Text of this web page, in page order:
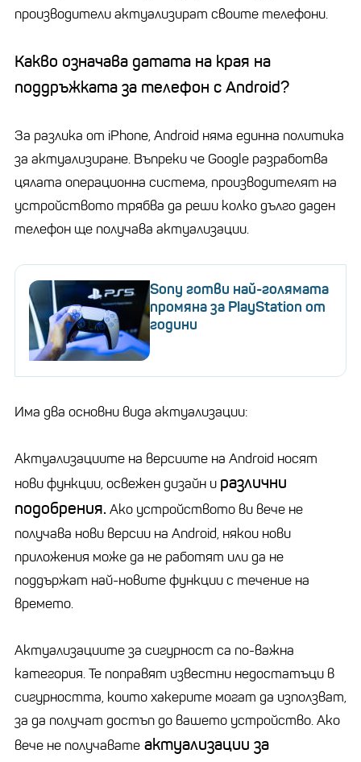
производители актуализират своите телефони.
Какво означава датата на края на
поддръжката за телефон с Android?
За разлика от iPhone, Android няма единна политика
за актуализиране. Въпреки че Google разработва
цялата операционна система, производителят на
устройството трябва да реши колко дълго даден
телефон ще получава актуализации.
Sony готви най-голямата
промяна за PlayStation от
години
Има два основни вида актуализации:
Актуализациите на версиите на Android носят
нови функции, освежен дизайн и различни
подобрения. Ако устройството ви вече не
получава нови версии на Android, някои нови
приложения може да не работят или да не
поддържат най-новите функции с течение на
времето.
Актуализациите за сигурност са по-важна
категория. Те поправят известни недостатъци в
сигурността, които хакерите могат да използват,
за да получат достъп до вашето устройство. Ако
вече не получавате актуализации за